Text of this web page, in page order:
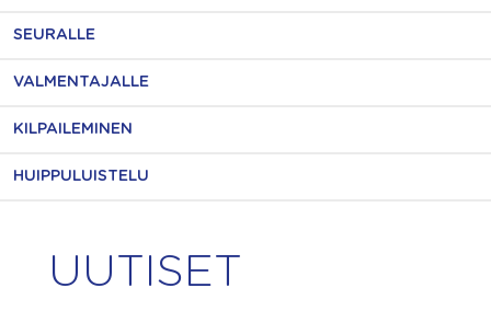
SEURALLE
VALMENTAJALLE
KILPAILEMINEN
HUIPPULUISTELU
UUTISET